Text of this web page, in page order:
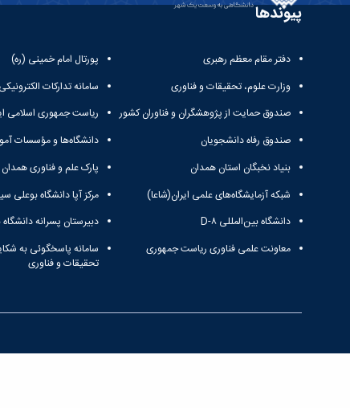
پیوندها
دفتر مقام معظم رهبری
وزارت علوم، تحقیقات و فناوری
صندوق حمایت از پژوهشگران و فناوران کشور
صندوق رفاه دانشجویان
بنیاد نخبگان استان همدان
شبکه آزمایشگاه‌های علمی ایران(شاعا)
دانشگاه بین‌المللی D-۸
معاونت علمی فناوری ریاست جمهوری
پورتال امام خمینی (ره)
سامانه تدارکات
ریاست جمهوری اسلامی
دانشگاه‌ها و مؤسسات
پارک علم و فناوری همدان
مرکز آپا دانشگاه بوعلی
دبیرستان پسرانه
سامانه پاسخگوئی به
تحقیقات و فناوری